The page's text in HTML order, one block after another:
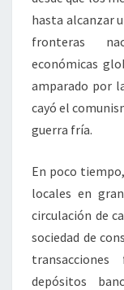
hasta alcanzar
fronteras
económicas
amparado por
cayó el
guerra fría.
En poco
locales en
circulación de
sociedad de
depósitos